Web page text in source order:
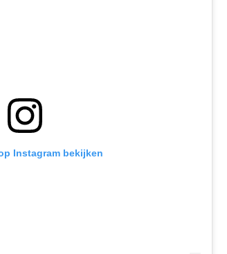
Instagram bekijken